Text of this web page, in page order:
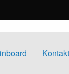
Kontakt